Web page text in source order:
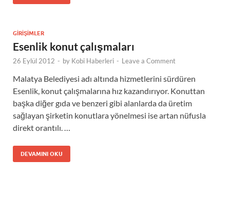
GIRIŞIMLER
Esenlik konut çalışmaları
26 Eylül 2012 - by Kobi Haberleri - Leave a Comment
Malatya Belediyesi adı altında hizmetlerini sürdüren
Esenlik, konut çalışmalarına hız kazandırıyor. Konuttan
başka diğer gıda ve benzeri gibi alanlarda da üretim
sağlayan şirketin konutlara yönelmesi ise artan nüfusla
direkt orantılı. …
DEVAMINI OKU